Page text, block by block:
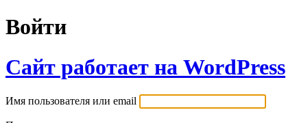
Войти
Сайт работает на WordPress
Имя пользователя или email